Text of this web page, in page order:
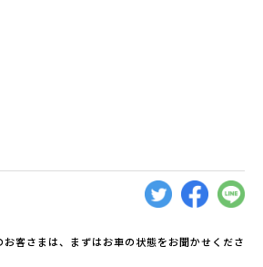
客さまは、まずはお車の状態をお聞かせくださ